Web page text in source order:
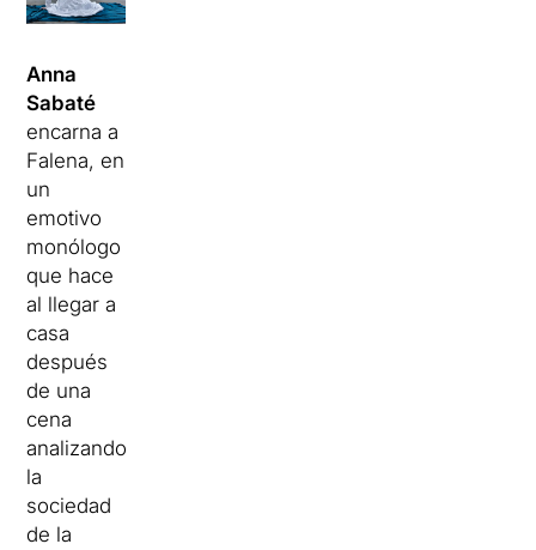
Anna
Sabaté
encarna a
Falena, en
un
emotivo
monólogo
que hace
al llegar a
casa
después
de una
cena
analizando
la
sociedad
de la